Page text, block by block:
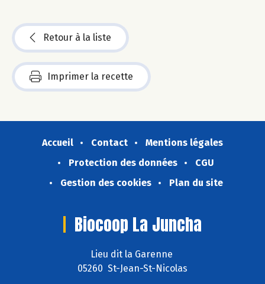
Retour à la liste
Imprimer la recette
Accueil Contact
Mentions légales
Protection des données
CGU
Gestion des cookies
Plan du site
Biocoop La Juncha
Lieu dit la Garenne
05260 St-Jean-St-Nicolas